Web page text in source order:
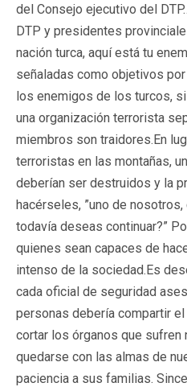
del Consejo ejecutivo del
DTP y presidentes
nación turca, aquí está tu
señaladas como objetivos
los enemigos de los turcos,
una organización terrorista
miembros son traidores.En
terroristas en las montañas,
deberían ser destruidos y la
hacérseles, ”uno de
todavía deseas continuar?”
quienes sean capaces de
intenso de la sociedad.Es
cada oficial de seguridad
personas debería compartir
cortar los órganos que
quedarse con las almas de
paciencia a sus familias.